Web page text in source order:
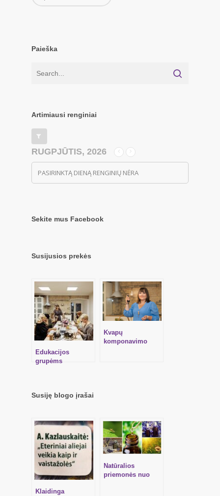
Paieška
Artimiausi renginiai
RUGPJŪTIS, 2026
PASIRINKTĄ DIENĄ RENGINIŲ NĖRA
Sekite mus Facebook
Susijusios prekės
Edukacijos
grupėms
Kvapų
komponavimo
Susiję blogo įrašai
Klaidinga
Natūralios
priemonės nuo